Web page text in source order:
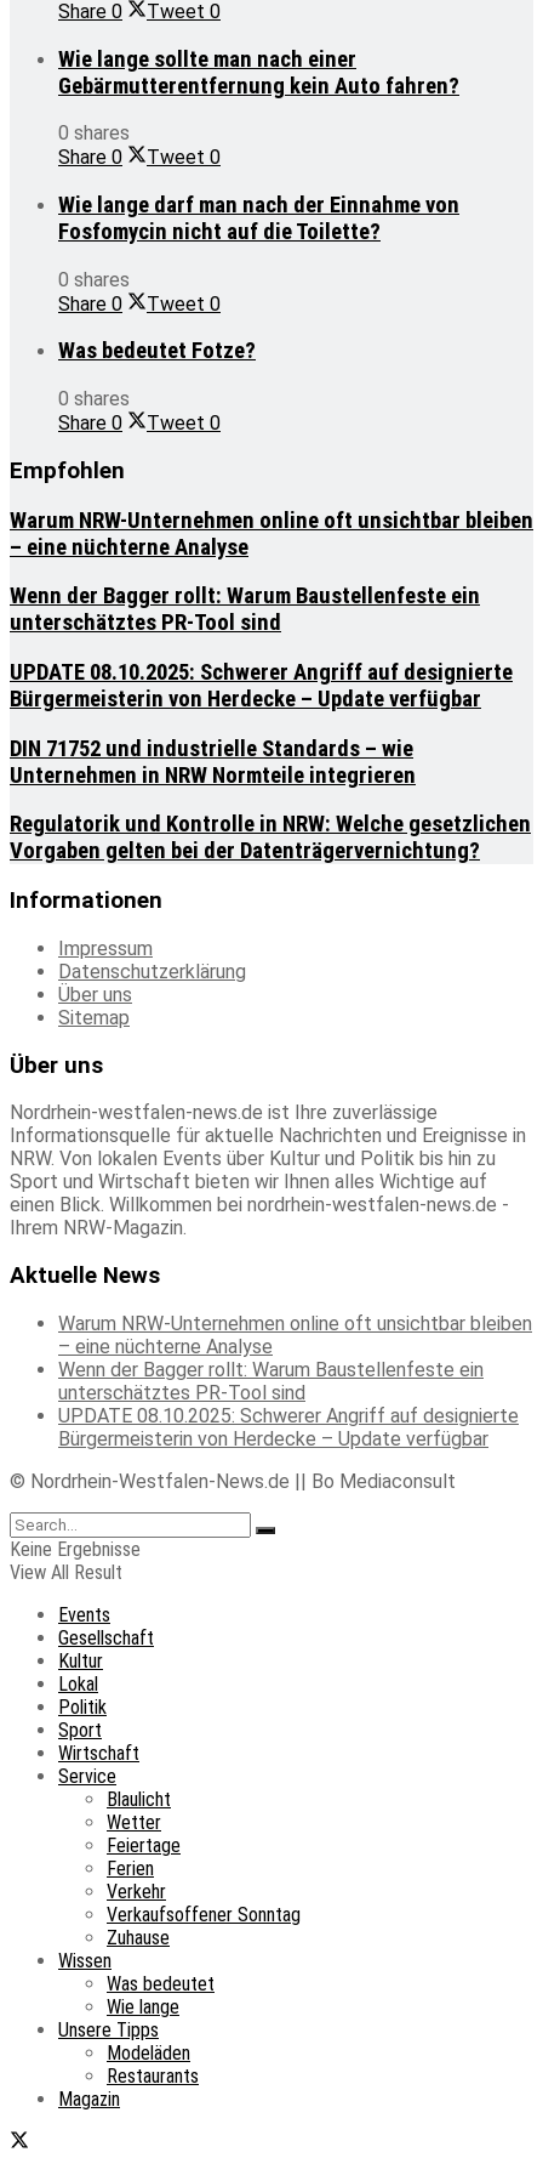
Share 0 Tweet 0
Wie lange sollte man nach einer
Gebärmutterentfernung kein Auto fahren?
0 shares
Share 0 Tweet 0
Wie lange darf man nach der Einnahme von
Fosfomycin nicht auf die Toilette?
0 shares
Share 0 Tweet 0
Was bedeutet Fotze?
0 shares
Share 0 Tweet 0
Empfohlen
Warum NRW-Unternehmen online oft unsichtbar bleiben
– eine nüchterne Analyse
Wenn der Bagger rollt: Warum Baustellenfeste ein
unterschätztes PR-Tool sind
UPDATE 08.10.2025: Schwerer Angriff auf designierte
Bürgermeisterin von Herdecke – Update verfügbar
DIN 71752 und industrielle Standards – wie
Unternehmen in NRW Normteile integrieren
Regulatorik und Kontrolle in NRW: Welche gesetzlichen
Vorgaben gelten bei der Datenträgervernichtung?
Informationen
Impressum
Datenschutzerklärung
Über uns
Sitemap
Über uns
Nordrhein-westfalen-news.de ist Ihre zuverlässige
Informationsquelle für aktuelle Nachrichten und Ereignisse in
NRW. Von lokalen Events über Kultur und Politik bis hin zu
Sport und Wirtschaft bieten wir Ihnen alles Wichtige auf
einen Blick. Willkommen bei nordrhein-westfalen-news.de -
Ihrem NRW-Magazin.
Aktuelle News
Warum NRW-Unternehmen online oft unsichtbar bleiben
– eine nüchterne Analyse
Wenn der Bagger rollt: Warum Baustellenfeste ein
unterschätztes PR-Tool sind
UPDATE 08.10.2025: Schwerer Angriff auf designierte
Bürgermeisterin von Herdecke – Update verfügbar
© Nordrhein-Westfalen-News.de || Bo Mediaconsult
Keine Ergebnisse
View All Result
Events
Gesellschaft
Kultur
Lokal
Politik
Sport
Wirtschaft
Service
Blaulicht
Wetter
Feiertage
Ferien
Verkehr
Verkaufsoffener Sonntag
Zuhause
Wissen
Was bedeutet
Wie lange
Unsere Tipps
Modeläden
Restaurants
Magazin